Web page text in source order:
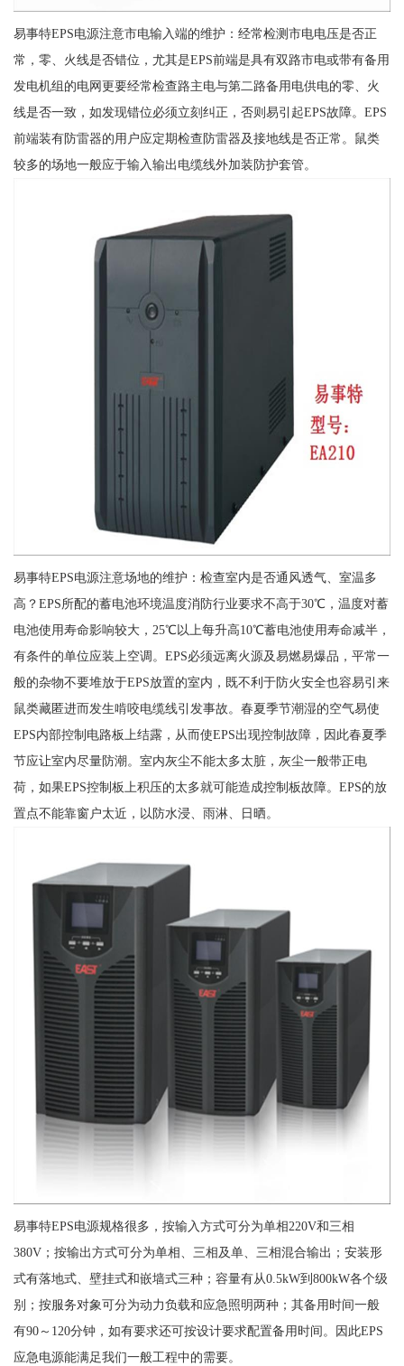
易事特EPS电源注意市电输入端的维护：经常检测市电电压是否正
常，零、火线是否错位，尤其是EPS前端是具有双路市电或带有备用
发电机组的电网更要经常检查路主电与第二路备用电供电的零、火
线是否一致，如发现错位必须立刻纠正，否则易引起EPS故障。EPS
前端装有防雷器的用户应定期检查防雷器及接地线是否正常。鼠类
较多的场地一般应于输入输出电缆线外加装防护套管。
易事特EPS电源注意场地的维护：检查室内是否通风透气、室温多
高？EPS所配的蓄电池环境温度消防行业要求不高于30℃，温度对蓄
电池使用寿命影响较大，25℃以上每升高10℃蓄电池使用寿命减半，
有条件的单位应装上空调。EPS必须远离火源及易燃易爆品，平常一
般的杂物不要堆放于EPS放置的室内，既不利于防火安全也容易引来
鼠类藏匿进而发生啃咬电缆线引发事故。春夏季节潮湿的空气易使
EPS内部控制电路板上结露，从而使EPS出现控制故障，因此春夏季
节应让室内尽量防潮。室内灰尘不能太多太脏，灰尘一般带正电
荷，如果EPS控制板上积压的太多就可能造成控制板故障。EPS的放
置点不能靠窗户太近，以防水浸、雨淋、日晒。
易事特EPS电源规格很多，按输入方式可分为单相220V和三相
380V；按输出方式可分为单相、三相及单、三相混合输出；安装形
式有落地式、壁挂式和嵌墙式三种；容量有从0.5kW到800kW各个级
别；按服务对象可分为动力负载和应急照明两种；其备用时间一般
有90～120分钟，如有要求还可按设计要求配置备用时间。因此EPS
应急电源能满足我们一般工程中的需要。